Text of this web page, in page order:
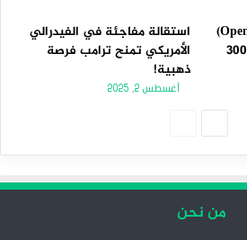
صحيفة: “أوبن إيه آي” (OpenAI)
تصل قيمتها السوقية إلى 300
استقالة مفاجئة في الفيدرالي
الأمريكي تمنح ترامب فرصة
ذهبية!
أغسطس 2, 2025
من نحن